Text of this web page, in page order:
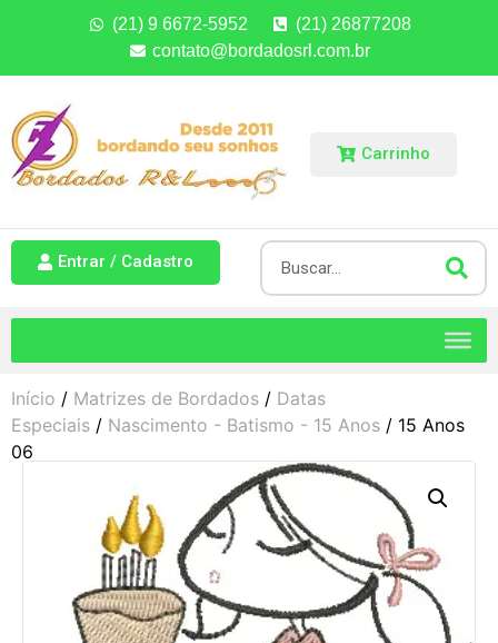
(21) 9 6672-5952
(21) 26877208
contato@bordadosrl.com.br
Carrinho
Entrar / Cadastro
Início / Matrizes de Bordados / Datas
Especiais / Nascimento - Batismo - 15 Anos / 15 Anos
06